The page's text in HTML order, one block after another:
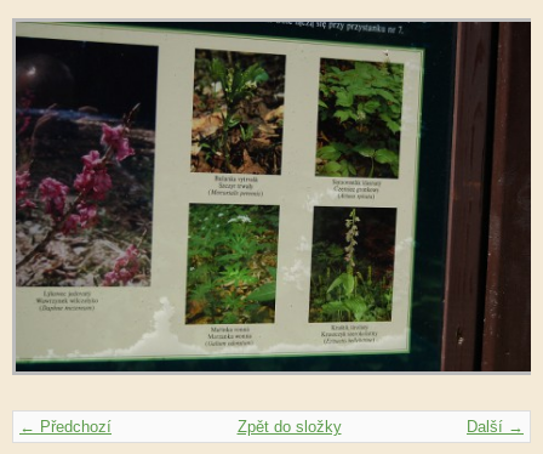
← Předchozí Další →
Zpět do složky